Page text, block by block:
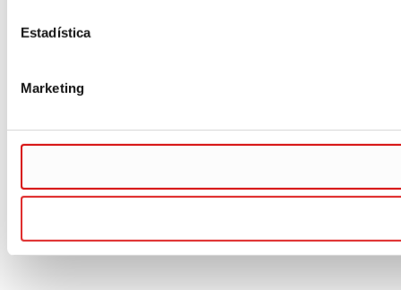
Estadística
Marketing